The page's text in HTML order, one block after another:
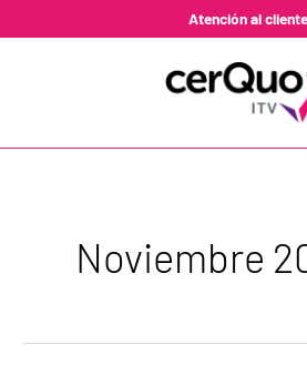
Atención al cliente
Noviembre